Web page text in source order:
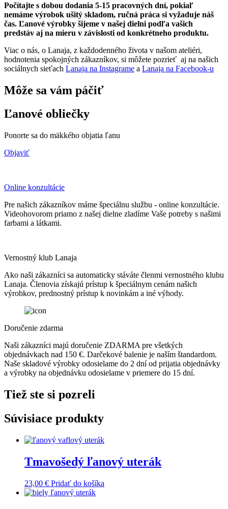
Počítajte s dobou dodania 5-15 pracovných dní, pokiaľ
nemáme výrobok ušitý skladom, ručná práca si vyžaduje náš
čas. Ľanové výrobky šijeme v našej dielni podľa vašich
predstáv aj na mieru v závislosti od konkrétneho produktu.
Viac o nás, o Lanaja, z každodenného života v našom ateliéri,
hodnotenia spokojných zákazníkov, si môžete pozrieť aj na našich
sociálnych sieťach Lanaja na Instagrame a Lanaja na Facebook-u
Môže sa vám páčiť
Ľanové obliečky
Ponorte sa do mäkkého objatia ľanu
Objaviť
Online konzultácie
Pre našich zákazníkov máme špeciálnu službu - online konzultácie.
Videohovorom priamo z našej dielne zladíme Vaše potreby s našimi
farbami a látkami.
Vernostný klub Lanaja
Ako naši zákazníci sa automaticky stáváte členmi vernostného klubu
Lanaja. Členovia získajú prístup k špeciálnym cenám našich
výrobkov, prednostný prístup k novinkám a iné výhody.
Doručenie zdarma
Naši zákazníci majú doručenie ZDARMA pre všetkých
objednávkach nad 150 €. Darčekové balenie je naším štandardom.
Naše skladové výrobky odosielame do 2 dní od prijatia objednávky
a výrobky na objednávku odosielame v priemere do 15 dní.
Tiež ste si pozreli
Súvisiace produkty
Tmavošedý ľanový uterák
23,00 € Pridať do košíka